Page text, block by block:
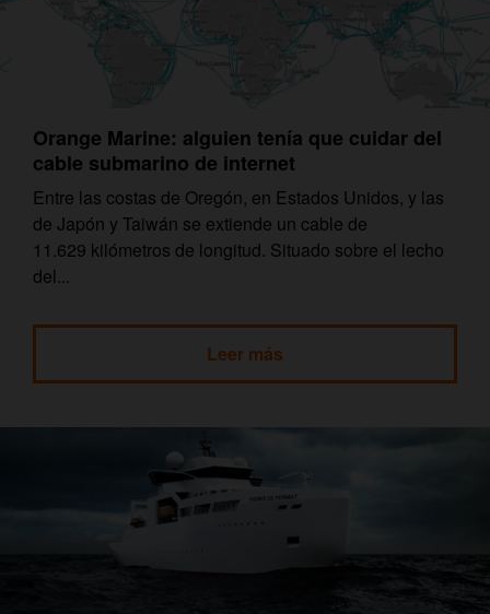
Orange Marine: alguien tenía que cuidar del
cable submarino de internet
Entre las costas de Oregón, en Estados Unidos, y las
de Japón y Taiwán se extiende un cable de
11.629 kilómetros de longitud. Situado sobre el lecho
del...
Leer más